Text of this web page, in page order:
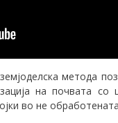
метода
на почвата
во не обработената